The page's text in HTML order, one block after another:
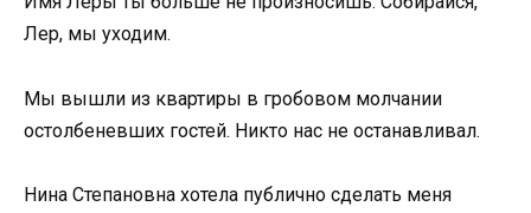
Лер, мы уходим.
Мы вышли из квартиры в гробовом молчании
остолбеневших гостей. Никто нас не останавливал.
Нина Степановна хотела публично сделать меня